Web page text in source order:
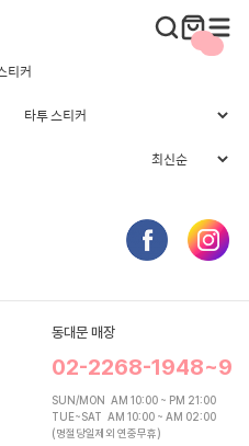
티커
동대문 매장
02-2268-1948~9
SUN/MON AM 10:00 ~ PM 21:00
TUE~SAT AM 10:00 ~ AM 02:00
(명절당일제외 연중무휴)